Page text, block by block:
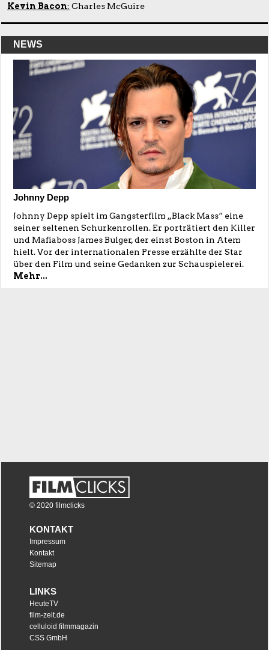
Kevin Bacon: Charles McGuire
NEWS
Johnny Depp
Johnny Depp spielt im Gangsterfilm „Black Mass“ eine
seiner seltenen Schurkenrollen. Er porträtiert den Killer
und Mafiaboss James Bulger, der einst Boston in Atem
hielt. Vor der internationalen Presse erzählte der Star
über den Film und seine Gedanken zur Schauspielerei.
Mehr...
© 2020 filmclicks
KONTAKT
Impressum
Kontakt
Sitemap
LINKS
HeuteTV
film-zeit.de
celluloid filmmagazin
CSS GmbH